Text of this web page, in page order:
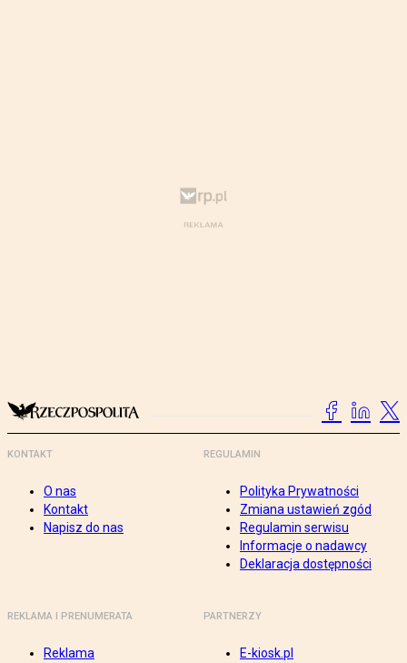
KONTAKT
O nas
Kontakt
Napisz do nas
REGULAMIN
Polityka Prywatności
Zmiana ustawień zgód
Regulamin serwisu
Informacje o nadawcy
Deklaracja dostępności
REKLAMA I PRENUMERATA
Reklama
PARTNERZY
E-kiosk.pl